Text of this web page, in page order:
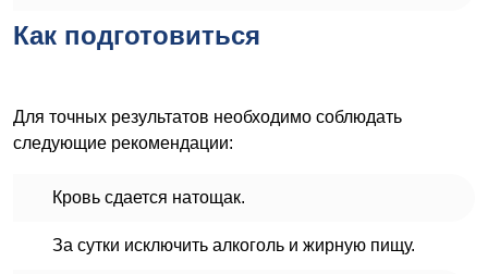
Как подготовиться
Для точных результатов необходимо соблюдать
следующие рекомендации:
Кровь сдается натощак.
За сутки исключить алкоголь и жирную пищу.